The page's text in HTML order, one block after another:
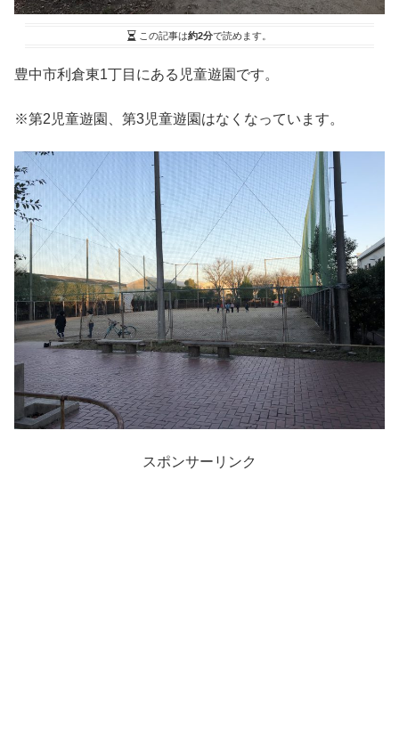
この記事は約2分で読めます。
豊中市利倉東1丁目にある児童遊園です。
※第2児童遊園、第3児童遊園はなくなっています。
スポンサーリンク